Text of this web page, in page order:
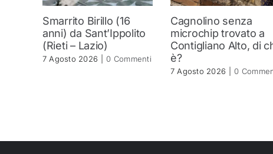
Smarrito Birillo (16
anni) da Sant’Ippolito
(Rieti – Lazio)
7 Agosto 2026 0 Commenti
Cagnolino senza
microchip trovato a
Contigliano Alto, di
è?
7 Agosto 2026 0